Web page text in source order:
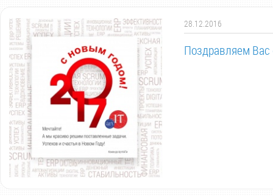
28.12.2016
Поздравляем